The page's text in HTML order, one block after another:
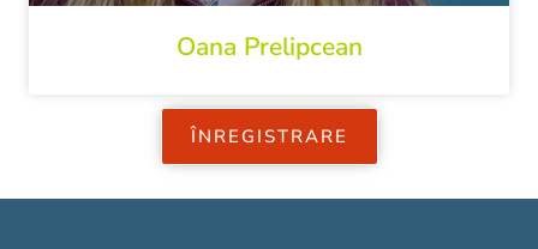
Oana Prelipcean
ÎNREGISTRARE